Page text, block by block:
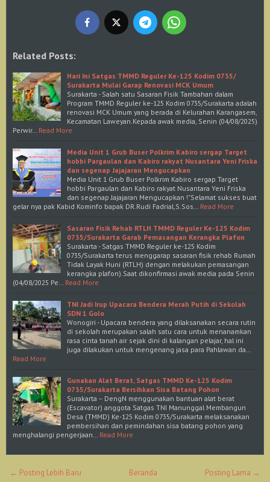
Related Posts:
Hari Ini Satgas TMMD Reguler Ke-125 Kodim 0735/
Surakarta Mulai Garap Renovasi MCK Umum
Surakarta - Salah satu Sasaran Fisik Tambahan dalam
Program TMMD Reguler ke-125 Kodim 0735/Surakarta adalah
renovasi MCK Umum yang berada di Kelurahan Karangasem,
Kecamatan Laweyan.Kepada awak media, Senin (04/08/2025)
Perwir… Read More
Media Unit 1 Grub Buser Polkrim Kabiro sergap Target
hobbi Pargaulan dan Kabiro rakyat Nusantara Yeni Friska
dan segenap Jajajaran Mengucapkan
Media Unit 1 Grub Buser Polkrim Kabiro sergap Target
hobbi Pargaulan dan Kabiro rakyat Nusantara Yeni Friska
dan segenap Jajajaran Mengucapkan !"Selamat sukses buat
gelar nya pak Kabid Kominfo bapak DR.Rudi Fadrial,S.Sos… Read More
Sasaran Fisik Rehab RTLH TMMD Reguler Ke-125 Kodim
0735/Surakarta Garab Pemasangan Kerangka Plafon
Surakarta - Satgas TMMD Reguler ke-125 Kodim
0735/Surakarta terus menggarap sasaran fisik rehab Rumah
Tidak Layak Huni (RTLH) dengan melakukan pemasangan
kerangka plafon).Saat dikonfirmasi awak media pada Senin
(04/08/2025 Pe… Read More
TNI Jadi Irup Upacara Bendera Merah Putih di Sekolah
SDN 1 Golo
Wonogiri - Upacara bendera yang dilaksanakan secara rutin
di sekolah merupakan salah satu cara untuk menanamkan
rasa cinta tanah air sejak dini di kalangan pelajar, hal ini
juga dilakukan untuk mengenang jasa para Pahlawan da…
Read More
Gunakan Alat Berat, Satgas TMMD Ke-125 Kodim
0735/Surakarta Bersihkan Sisa Batang Pohon
Surakarta – DengN menggunakan bantuan alat berat
(Escavator) anggota Satgas TNI Manunggal Membangun
Desa (TMMD) Ke-125 Kodim 0735/Surakarta melaksanakan
pembersihan dan pemindahan sisa batang pohon yang
menghalangi pengerjaan… Read More
← Posting Lebih Baru Posting Lama →
Beranda